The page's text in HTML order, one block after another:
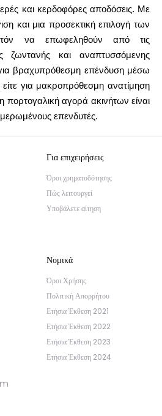
και κερδοφόρες αποδόσεις. Με
και μια προσεκτική επιλογή των
να επωφεληθούν από τις
ζωντανής και αναπτυσσόμενης
βραχυπρόθεσμη επένδυση μέσω
για μακροπρόθεσμη ανατίμηση
πορτογαλική αγορά ακινήτων είναι
επενδυτές.
Για επιχειρήσεις
Όροι χρηματοδότησης
Πώς λειτουργεί
Υποβάλετε αίτηση
Νομικά
Όροι Χρήσης
Πολιτική Απορρήτου
Ετήσια Έκθεση 2021
Ετήσια Έκθεση 2022
Ετήσια Έκθεση 2023
Ετήσια Έκθεση 2024